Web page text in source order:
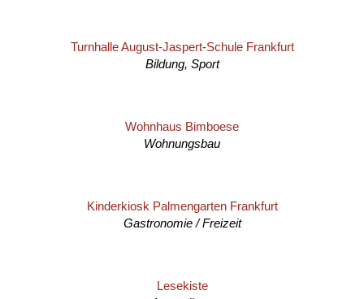
Turnhalle August-Jaspert-Schule Frankfurt
Bildung, Sport
Wohnhaus Bimboese
Wohnungsbau
Kinderkiosk Palmengarten Frankfurt
Gastronomie / Freizeit
Lesekiste